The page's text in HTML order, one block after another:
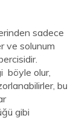
sadece
ve solunum
böyle olur,
bu
gibi